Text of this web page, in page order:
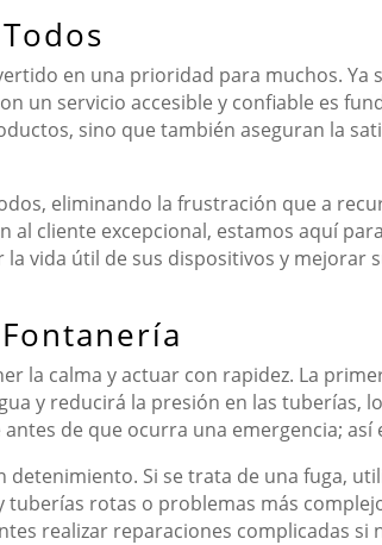
en una prioridad para muchos. Ya
un servicio accesible y confiable es
sino que también aseguran la
eliminando la frustración que a
cliente excepcional, estamos aquí
vida útil de sus dispositivos y mejorar
la calma y actuar con rapidez. La
y reducirá la presión en las tuberías,
de que ocurra una emergencia;
Si se trata de una fuga,
rotas o problemas más
realizar reparaciones complicadas si